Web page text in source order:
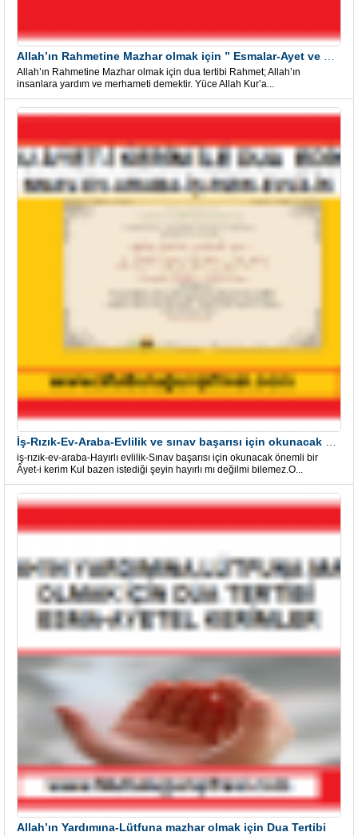
Allah’ın Rahmetine Mazhar olmak için dua tertibi Rahmet; Allah’ın
insanlara yardım ve merhameti demektir. Yüce Allah Kur’a...
iş-rızık-ev-araba-Hayırlı evlilik-Sınav başarısı için okunacak önemli bir
Âyet-i kerim Kul bazen istediği şeyin hayırlı mı değilmi bilemez.O...
Allah’ın Yardımına-Lütfuna mazhar olmak için Dua Tertibi